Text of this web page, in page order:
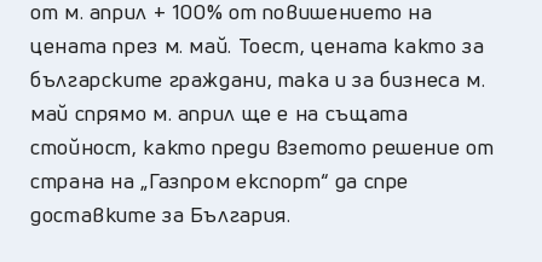
от м. април + 100% от повишението на
цената през м. май. Тоест, цената както за
българските граждани, така и за бизнеса м.
май спрямо м. април ще е на същата
стойност, както преди взетото решение от
страна на „Газпром експорт“ да спре
доставките за България.